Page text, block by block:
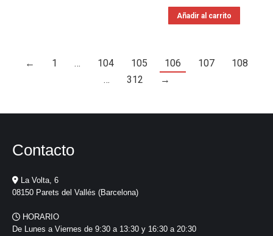
Añadir al carrito
← 1 … 104 105 106 107
108
…
312 →
Contacto
La Volta, 6
08150 Parets del Vallés (Barcelona)
HORARIO
De Lunes a Viernes de 9:30 a 13:30 y 16:30 a 20:30